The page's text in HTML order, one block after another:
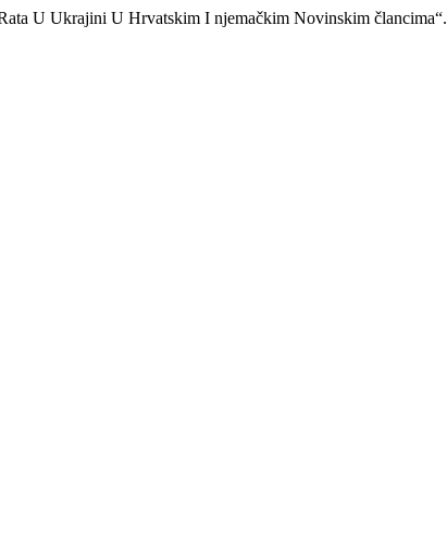
U Ukrajini U Hrvatskim I njemačkim Novinskim člancima“.